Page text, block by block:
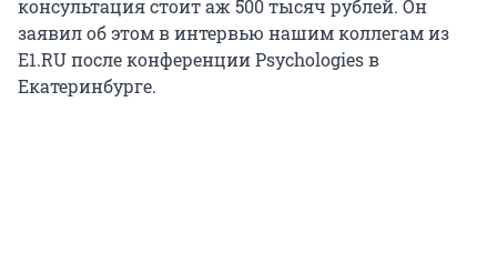
консультация стоит аж 500 тысяч рублей. Он
заявил об этом в интервью нашим коллегам из
E1.RU после конференции Psychologies в
Екатеринбурге.